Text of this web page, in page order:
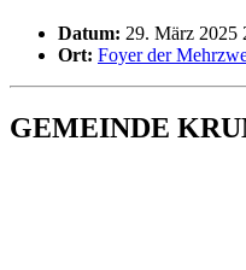
Datum: 29. März 2025
Ort: Foyer der
GEMEINDE